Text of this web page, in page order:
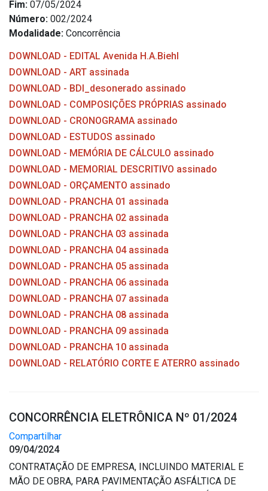
Fim: 07/05/2024
Número: 002/2024
Modalidade: Concorrência
DOWNLOAD - EDITAL Avenida H.A.Biehl
DOWNLOAD - ART assinada
DOWNLOAD - BDI_desonerado assinado
DOWNLOAD - COMPOSIÇÕES PRÓPRIAS assinado
DOWNLOAD - CRONOGRAMA assinado
DOWNLOAD - ESTUDOS assinado
DOWNLOAD - MEMÓRIA DE CÁLCULO assinado
DOWNLOAD - MEMORIAL DESCRITIVO assinado
DOWNLOAD - ORÇAMENTO assinado
DOWNLOAD - PRANCHA 01 assinada
DOWNLOAD - PRANCHA 02 assinada
DOWNLOAD - PRANCHA 03 assinada
DOWNLOAD - PRANCHA 04 assinada
DOWNLOAD - PRANCHA 05 assinada
DOWNLOAD - PRANCHA 06 assinada
DOWNLOAD - PRANCHA 07 assinada
DOWNLOAD - PRANCHA 08 assinada
DOWNLOAD - PRANCHA 09 assinada
DOWNLOAD - PRANCHA 10 assinada
DOWNLOAD - RELATÓRIO CORTE E ATERRO assinado
CONCORRÊNCIA ELETRÔNICA Nº 01/2024
Compartilhar
09/04/2024
CONTRATAÇÃO DE EMPRESA, INCLUINDO MATERIAL E
MÃO DE OBRA, PARA PAVIMENTAÇÃO ASFÁLTICA DE